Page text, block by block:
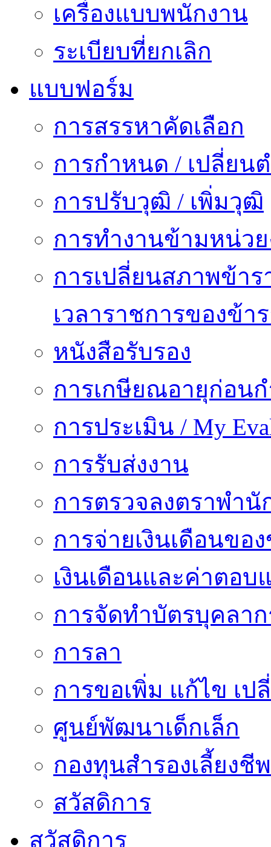
เครื่องแบบพนักงาน
ระเบียบที่ยกเลิก
แบบฟอร์ม
การสรรหาคัดเลือก
การกำหนด / เปลี่ยน
การปรับวุฒิ / เพิ่มวุฒิ
การทำงานข้ามหน่ว
การเปลี่ยนสภาพข้า
เวลาราชการของข้า
หนังสือรับรอง
การเกษียณอายุก่อน
การประเมิน / My
การรับส่งงาน
การตรวจลงตราพำ
การจ่ายเงินเดือนขอ
เงินเดือนและค่าตอบ
การจัดทำบัตรบุคลา
การลา
การขอเพิ่ม แก้ไข เ
ศูนย์พัฒนาเด็กเล็ก
กองทุนสำรองเลี้ยงชีพ
สวัสดิการ
สวัสดิการ